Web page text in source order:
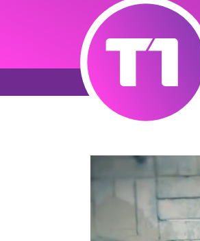
30.07.2021 - Т1